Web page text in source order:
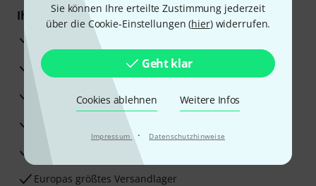
Sie können Ihre erteilte Zustimmung jederzeit
über die Cookie-Einstellungen (hier) widerrufen.
Geht klar
Cookies ablehnen Weitere Infos
Impressum · Datenschutzhinweise
Ihre Vorteile
3 Jahre Thomann Garantie
30 Tage Money-Back-Garantie
Reparaturservice
Beratung durch Fachexperten
Zufriedenheitsgarantie
Europas größtes Versandlager